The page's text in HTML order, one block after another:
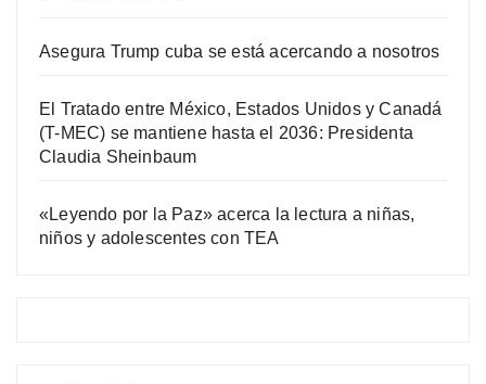
Asegura Trump cuba se está acercando a nosotros
El Tratado entre México, Estados Unidos y Canadá
(T-MEC) se mantiene hasta el 2036: Presidenta
Claudia Sheinbaum
«Leyendo por la Paz» acerca la lectura a niñas,
niños y adolescentes con TEA